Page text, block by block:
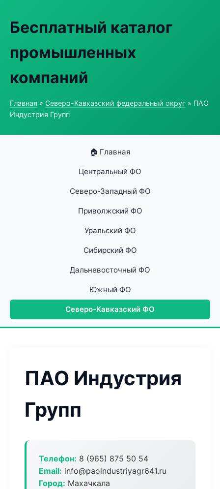
Бесплатный каталог
промышленных
компаний
Главная » Северо-Кавказский федеральный округ » ПАО
Индустрия Групп
🏠 Главная
Центральный ФО
Северо-Западный ФО
Приволжский ФО
Уральский ФО
Сибирский ФО
Дальневосточный ФО
Южный ФО
Северо-Кавказский ФО
ПАО Индустрия
Групп
Телефон: 8 (965) 875 50 54
Email: info@paoindustriyagr641.ru
Город: Махачкала